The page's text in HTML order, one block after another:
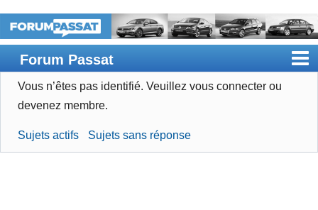
Forum Passat
Accueil
Devenir membre
Vous n’êtes pas identifié. Veuillez vous connecter ou
devenez membre.
Sujets actifs Sujets sans réponse